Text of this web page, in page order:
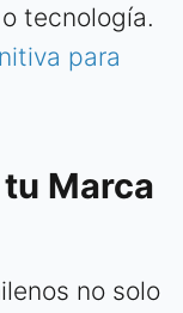
tecnología.
para
Marca
no solo